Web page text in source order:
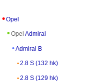
Opel
Opel Admiral
Admiral B
2.8 S (132 hk)
2.8 S (129 hk)